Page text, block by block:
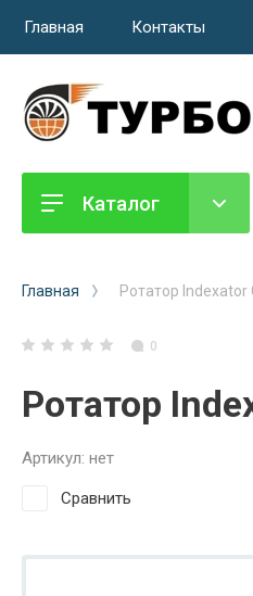
Главная Контакты
Каталог
Главная Ротатор Indexator
0
Ротатор
Артикул: нет
Сравнить